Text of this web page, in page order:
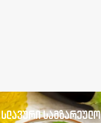
სლავური სამზარეულო